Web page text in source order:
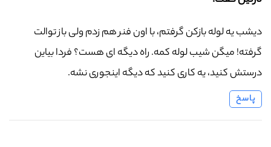
دیشب یه لوله بازکن گرفتم، با اون فنر هم زدم ولی باز توالت
گرفته! میگن شیب لوله کمه. راه دیگه ای هست؟ فردا بیاین
درستش کنید، یه کاری کنید که دیگه اینجوری نشه.
پاسخ